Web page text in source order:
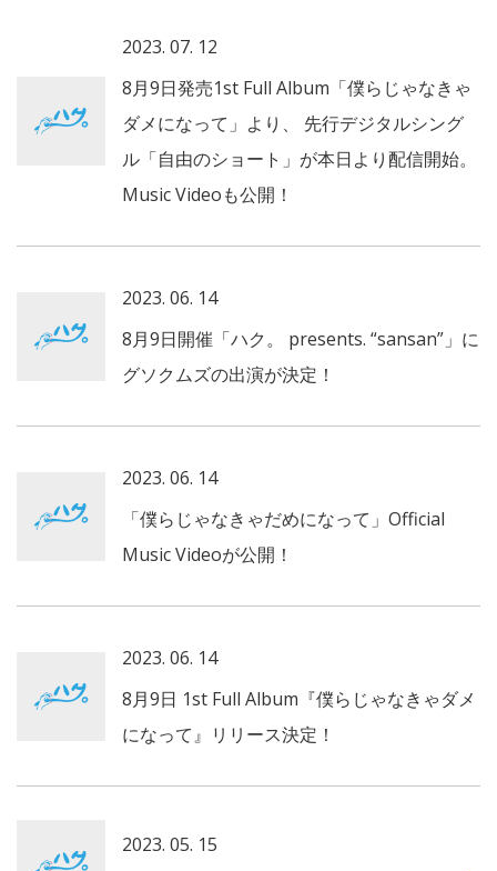
2023. 07. 12
8月9日発売1st Full Album「僕らじゃなきゃ
ダメになって」より、 先行デジタルシング
ル「自由のショート」が本日より配信開始。
Music Videoも公開！
2023. 06. 14
8月9日開催「ハク。 presents. “sansan”」に
グソクムズの出演が決定！
2023. 06. 14
「僕らじゃなきゃだめになって」Official
Music Videoが公開！
2023. 06. 14
8月9日 1st Full Album『僕らじゃなきゃダメ
になって』リリース決定！
2023. 05. 15